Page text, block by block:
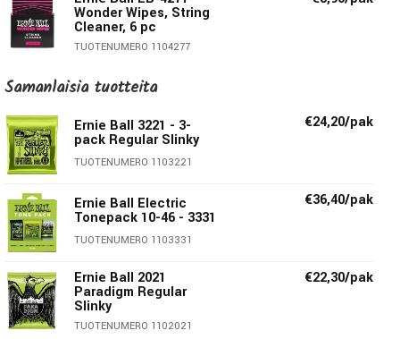
Ernie Ball 2221 Regular Slinky Nickel:
010
G:017
D:026 wound
A:036 wound
Wonder Wipes, String
Cleaner, 6 pc
TUOTENUMERO 1104277
Ernie Ball EB-9604
Pegwinder Plus
TUOTENUMERO 1109604
Samanlaisia ​​tuotteita
Ernie Ball 3221 - 3-
pack Regular Slinky
TUOTENUMERO 1103221
€24,20/pak
Ernie Ball Electric
Tonepack 10-46 - 3331
TUOTENUMERO 1103331
€36,40/pak
Ernie Ball 2021
Paradigm Regular
Slinky
TUOTENUMERO 1102021
€22,30/pak